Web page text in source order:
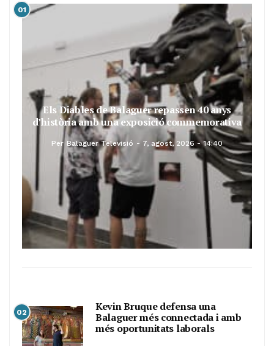
01
Els Diables de Balaguer repassen 40 anys
d’història amb una exposició commemorativa
Per Balaguer Televisió 7, agost, 2026 - 14:40
02
Kevin Bruque defensa una
Balaguer més connectada i amb
més oportunitats laborals